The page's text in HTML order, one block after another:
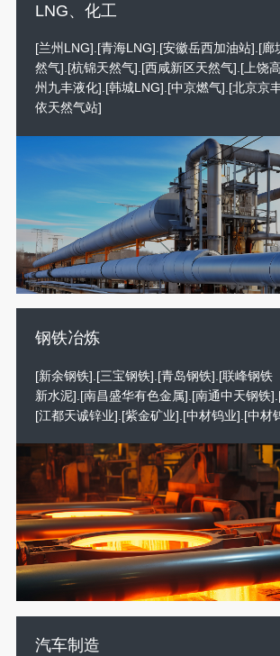
LNG、化工
[兰州LNG].[青海LNG].[安徽岳西加油站].[廊
然气].[杭锦天然气].[西咸新区天然气].[上饶
州九丰液化].[韩城LNG].[中京燃气].[北京京
依天然气站]
钢铁冶炼
[新余钢铁].[三宝钢铁].[青岛钢铁].[联峰钢铁
新水泥].[南昌盛华有色金属].[南通中天钢铁
[江都天诚锌业].[紫金矿业].[中材钨业].[中材
汽车制造